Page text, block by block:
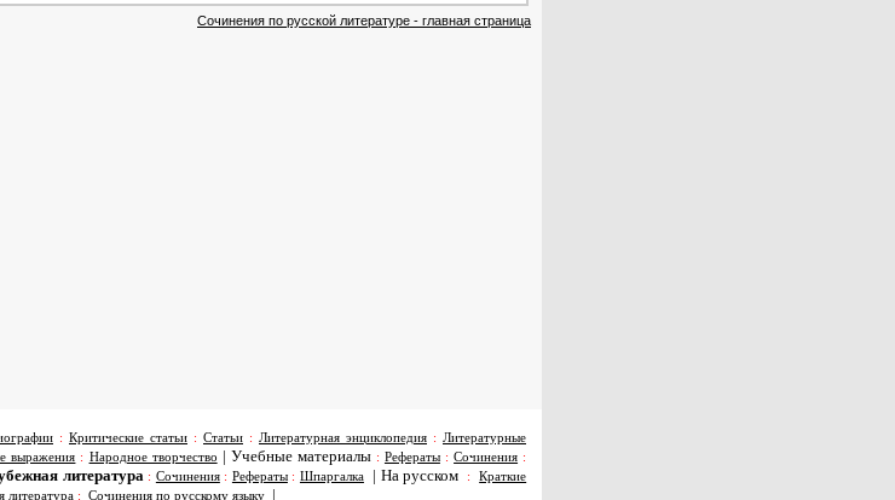
Сочинения по русской литературе - главная страница
: Критические статьи : Статьи : Литературная энциклопедия : Литературные
выражения : Народное творчество | Учебные материалы : Рефераты:Сочинения :
литература : Сочинения: Рефераты: Шпаргалка | На русском :Краткие
литература : Сочинения по русскому языку |